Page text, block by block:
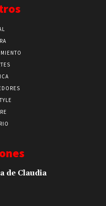
de Claudia